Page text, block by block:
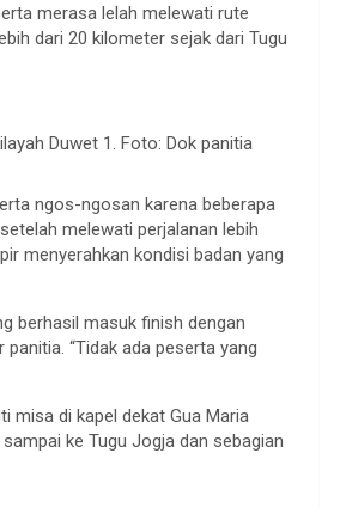
merasa lelah melewati rute
dari 20 kilometer sejak dari Tugu
Duwet 1. Foto: Dok panitia
ngos-ngosan karena beberapa
melewati perjalanan lebih
menyerahkan kondisi badan yang
berhasil masuk finish dengan
“Tidak ada peserta yang
misa di kapel dekat Gua Maria
ke Tugu Jogja dan sebagian